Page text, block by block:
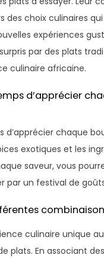
des choix culinaires
expériences
par des plats
culinaire africaine.
d’apprécier
d’apprécier chaque
exotiques et les
saveur, vous
par un festival de
culinaire unique
plats. En associant